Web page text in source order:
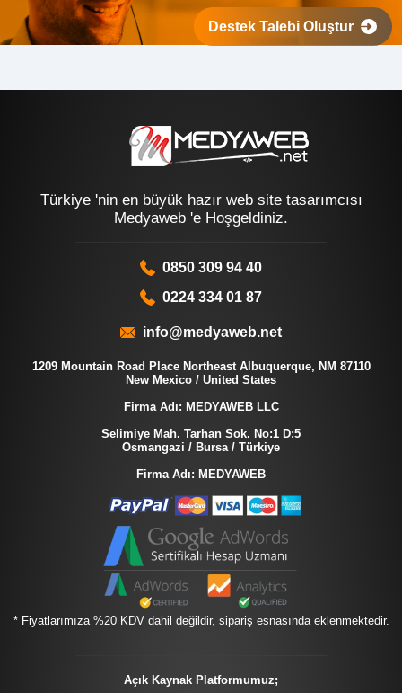
Destek Talebi Oluştur
Türkiye 'nin en büyük hazır web site tasarımcısı
Medyaweb 'e Hoşgeldiniz.
0850 309 94 40
0224 334 01 87
info@medyaweb.net
1209 Mountain Road Place Northeast Albuquerque, NM 87110
New Mexico / United States
Firma Adı: MEDYAWEB LLC
Selimiye Mah. Tarhan Sok. No:1 D:5
Osmangazi / Bursa / Türkiye
Firma Adı: MEDYAWEB
* Fiyatlarımıza %20 KDV dahil değildir, sipariş esnasında eklenmektedir.
Açık Kaynak Platformumuz;